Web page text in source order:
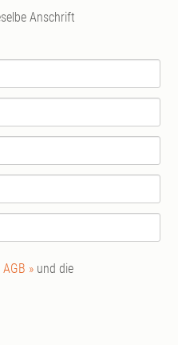
Anschrift
AGB » und die